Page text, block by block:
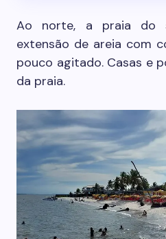
Ao norte, a praia do
extensão de areia com
pouco agitado. Casas e
da praia.